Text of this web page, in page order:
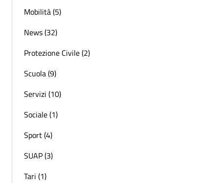
Mobilità (5)
News (32)
Protezione Civile (2)
Scuola (9)
Servizi (10)
Sociale (1)
Sport (4)
SUAP (3)
Tari (1)